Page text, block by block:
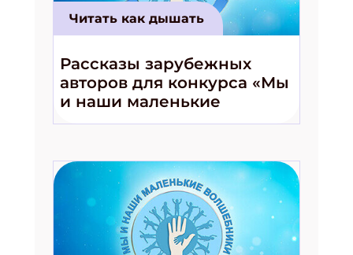
Читать как дышать
Рассказы зарубежных
авторов для конкурса «Мы
и наши маленькие
волшебники!»
Подпишись на рассылку
Получи электронный "Классный журнал" в